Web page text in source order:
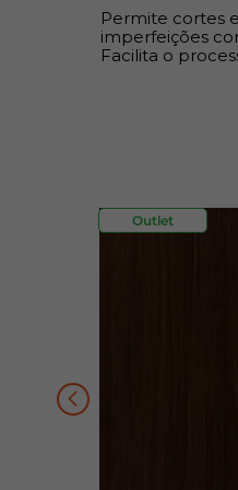
Permite cortes
imperfeições
Facilita o
Outlet